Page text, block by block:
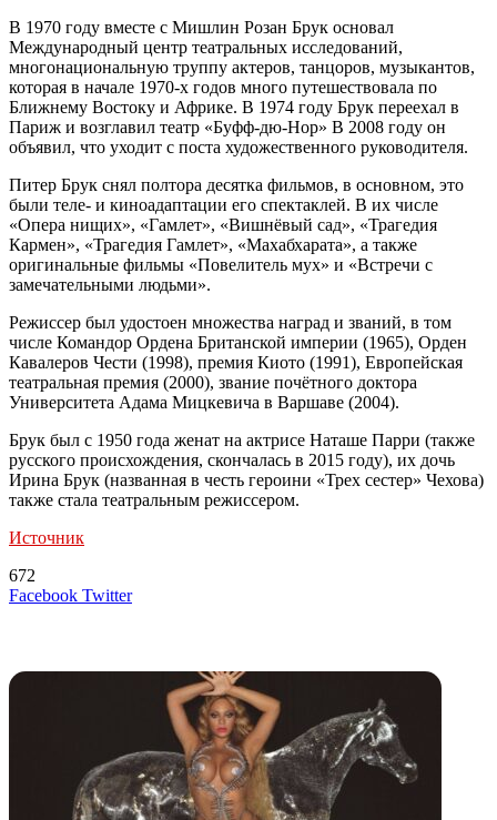
В 1970 году вместе с Мишлин Розан Брук основал
Международный центр театральных исследований,
многонациональную труппу актеров, танцоров, музыкантов,
которая в начале 1970-х годов много путешествовала по
Ближнему Востоку и Африке. В 1974 году Брук переехал в
Париж и возглавил театр «Буфф-дю-Нор» В 2008 году он
объявил, что уходит с поста художественного руководителя.
Питер Брук снял полтора десятка фильмов, в основном, это
были теле- и киноадаптации его спектаклей. В их числе
«Опера нищих», «Гамлет», «Вишнёвый сад», «Трагедия
Кармен», «Трагедия Гамлет», «Махабхарата», а также
оригинальные фильмы «Повелитель мух» и «Встречи с
замечательными людьми».
Режиссер был удостоен множества наград и званий, в том
числе Командор Ордена Британской империи (1965), Орден
Кавалеров Чести (1998), премия Киото (1991), Европейская
театральная премия (2000), звание почётного доктора
Университета Адама Мицкевича в Варшаве (2004).
Брук был с 1950 года женат на актрисе Наташе Парри (также
русского происхождения, скончалась в 2015 году), их дочь
Ирина Брук (названная в честь героини «Трех сестер» Чехова)
также стала театральным режиссером.
Источник
672
Facebook TwitterLinkedIn
Tumblr
Reddit
Вконтакте
Одноклассники
Skype
Messenger
Messenger
WhatsApp
Telegram
Viber
Line
Поделиться
Печатать